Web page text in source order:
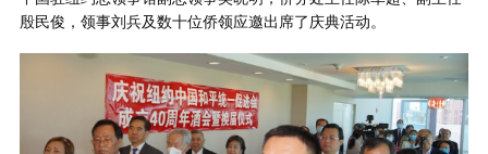
殷民俊，领事刘兵及数十位侨领应邀出席了庆典活动。